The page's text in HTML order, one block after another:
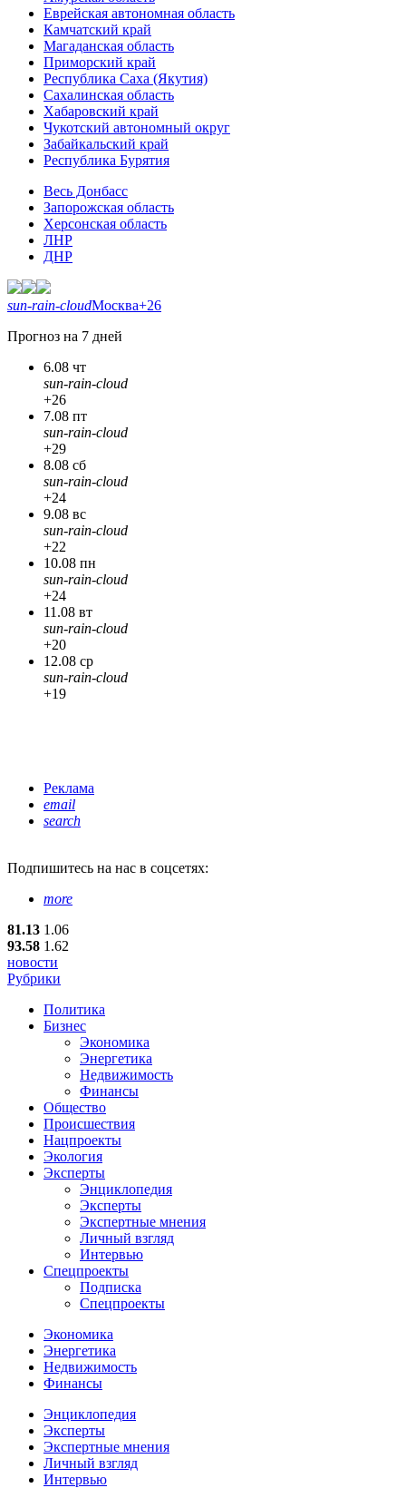
Еврейская автономная область
Камчатский край
Магаданская область
Приморский край
Республика Саха (Якутия)
Сахалинская область
Хабаровский край
Чукотский автономный округ
Забайкальский край
Республика Бурятия
Весь Донбасс
Запорожская область
Херсонская область
ЛНР
ДНР
sun-rain-cloudМосква+26
Прогноз на 7 дней
6.08 чт
sun-rain-cloud
+26
7.08 пт
sun-rain-cloud
+29
8.08 сб
sun-rain-cloud
+24
9.08 вс
sun-rain-cloud
+22
10.08 пн
sun-rain-cloud
+24
11.08 вт
sun-rain-cloud
+20
12.08 ср
sun-rain-cloud
+19
Реклама
email
search
Подпишитесь на нас в соцсетях:
more
81.13 1.06
93.58 1.62
новости
Рубрики
Политика
Бизнес
Экономика
Энергетика
Недвижимость
Финансы
Общество
Происшествия
Нацпроекты
Экология
Эксперты
Энциклопедия
Эксперты
Экспертные мнения
Личный взгляд
Интервью
Спецпроекты
Подписка
Спецпроекты
Экономика
Энергетика
Недвижимость
Финансы
Энциклопедия
Эксперты
Экспертные мнения
Личный взгляд
Интервью